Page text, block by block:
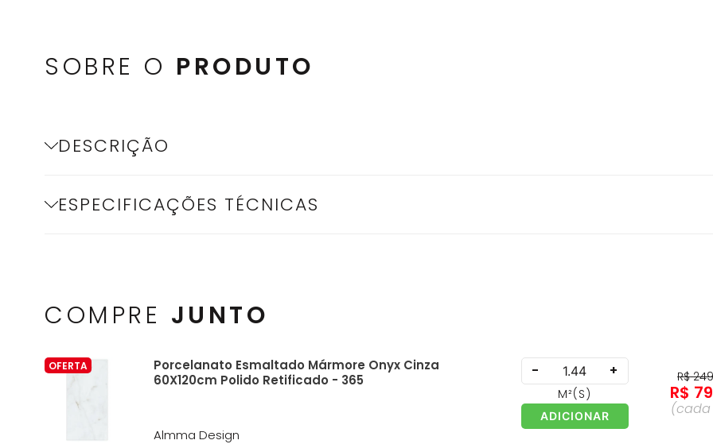
SOBRE O PRODUTO
DESCRIÇÃO
ESPECIFICAÇÕES TÉCNICAS
COMPRE JUNTO
OFERTA
Porcelanato Esmaltado Mármore Onyx Cinza
60X120cm Polido Retificado - 365
Almma Design
- +
M²(S)
ADICIONAR
R$
R$ 79
(cada